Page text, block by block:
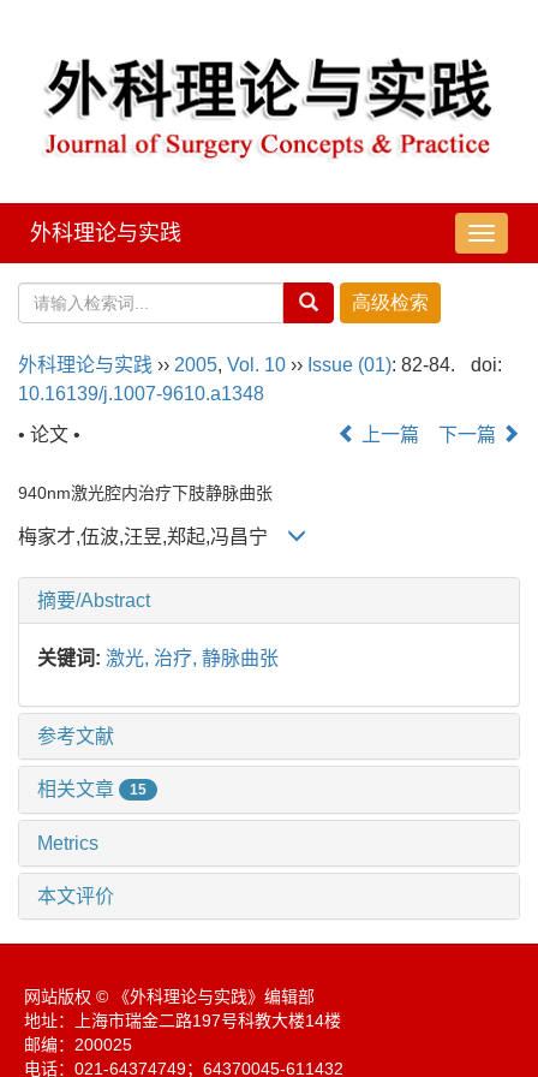
导
航
外科理论与实践
外科理论与实践 ›› 2005, Vol. 10 ›› Issue (01): 82-84.
doi:
10.16139/j.1007-9610.a1348
• 论文 •
上一篇 下一篇
940nm激光腔内治疗下肢静脉曲张
梅家才,伍波,汪昱,郑起,冯昌宁
摘要/Abstract
关键词: 激光, 治疗, 静脉曲张
参考文献
相关文章 15
Metrics
本文评价
网站版权 © 《外科理论与实践》编辑部
地址：上海市瑞金二路197号科教大楼14楼
邮编：200025
电话：021-64374749；64370045-611432